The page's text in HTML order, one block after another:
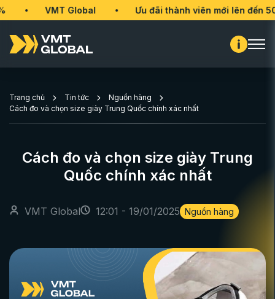
VMT Global Ưu đãi thành viên mới lên đến 50%
Trang chủ Tin tức
Nguồn hàng
Cách đo và chọn size giày Trung Quốc chính xác nhất
Cách đo và chọn size giày Trung
Quốc chính xác nhất
VMT Global 12:01 - 19/01/2025 Nguồn hàng